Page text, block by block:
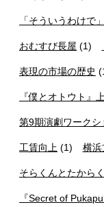
「そういうわけで
おむすび長屋 (1)
表現の市場の歴史
『僕とオトウト』
第9期演劇ワークシ
工賃向上 (1) 横浜
そらくんとたから
『Secret of